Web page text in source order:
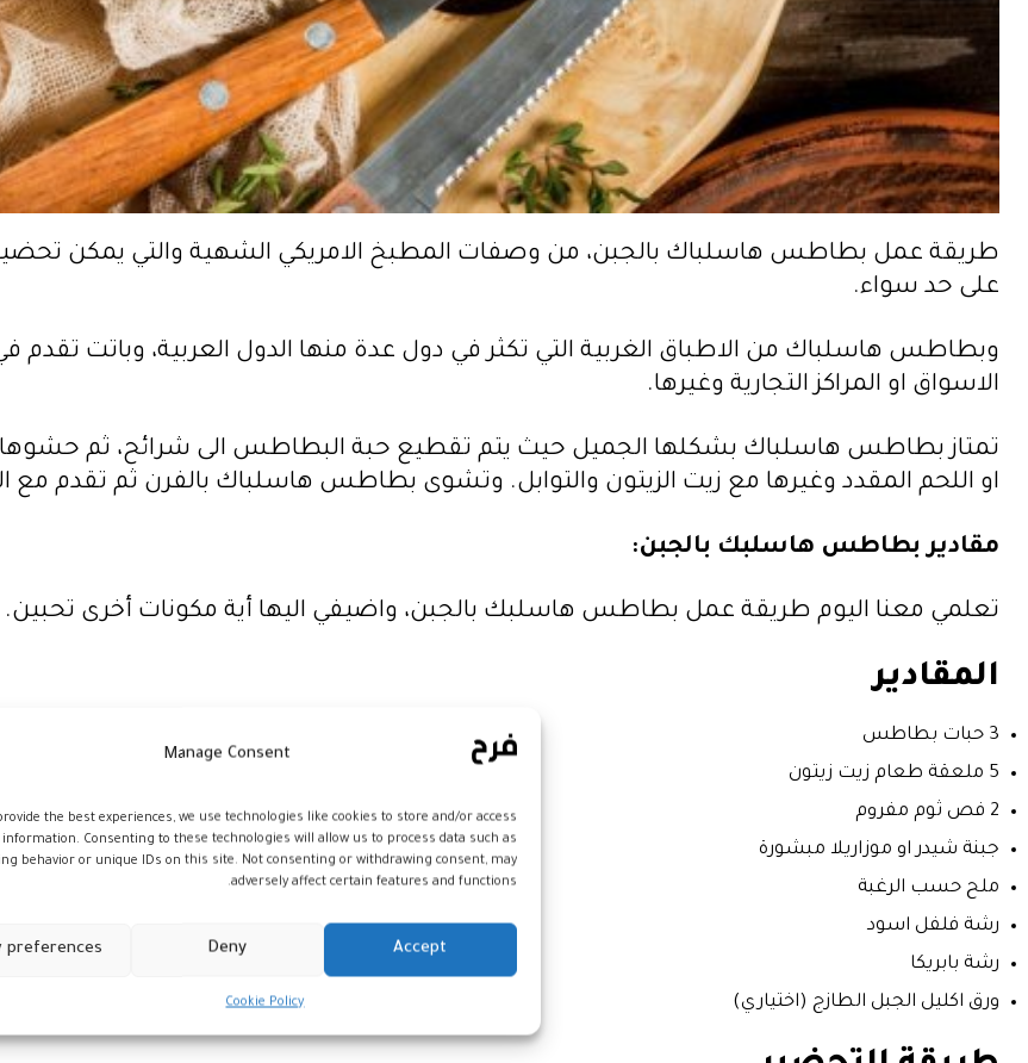
Manage Consent
the best experiences, we use technologies like cookies to store and/or access
information. Consenting to these technologies will allow us to process data such as
behavior or unique IDs on this site. Not consenting or withdrawing consent, may
adversely affect certain features and functions.
Accept
Deny
preferences
Cookie Policy
طريقة عمل بطاطس هاسلباك بالجبن، من وصفات المطبخ الامريكي الشهية والتي يمكن
على حد سواء.
وبطاطس هاسلباك من الاطباق الغربية التي تكثر في دول عدة منها الدول العربية، وباتت
الاسواق او المراكز التجارية وغيرها.
تمتاز بطاطس هاسلباك بشكلها الجميل حيث يتم تقطيع حبة البطاطس الى شرائح، ثم حشوها
او اللحم المقدد وغيرها مع زيت الزيتون والتوابل. وتشوى بطاطس هاسلباك بالفرن ثم تقدم مع
مقادير بطاطس هاسلبك بالجبن:
تعلمي معنا اليوم طريقة عمل بطاطس هاسلبك بالجبن، واضيفي اليها أية مكونات أخرى تحبين.
المقادير
3 حبات بطاطس
5 ملعقة طعام زيت زيتون
2 فص ثوم مفروم
جبنة شيدر او موزاريلا مبشورة
ملح حسب الرغبة
رشة فلفل اسود
رشة بابريكا
ورق اكليل الجبل الطازج (اختياري)